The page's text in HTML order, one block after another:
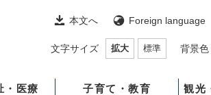
本文へ Foreign language
文字サイズ 拡大 標準 背景色
・医療 子育て・教育 観光